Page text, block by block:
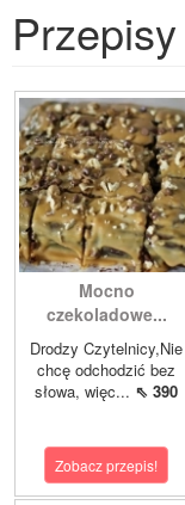
Mocno
czekoladowe...
Drodzy Czytelnicy,Nie
chcę odchodzić bez
słowa, więc... ⇖ 390
Zobacz przepis!